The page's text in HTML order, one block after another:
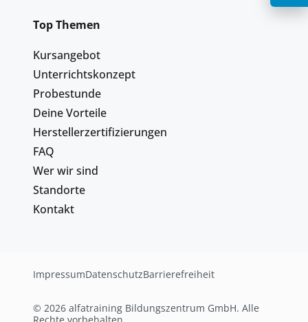
Top Themen
Kursangebot
Unterrichtskonzept
Probestunde
Deine Vorteile
Herstellerzertifizierungen
FAQ
Wer wir sind
Standorte
Kontakt
ImpressumDatenschutzBarrierefreiheit
© 2026 alfatraining Bildungszentrum GmbH. Alle